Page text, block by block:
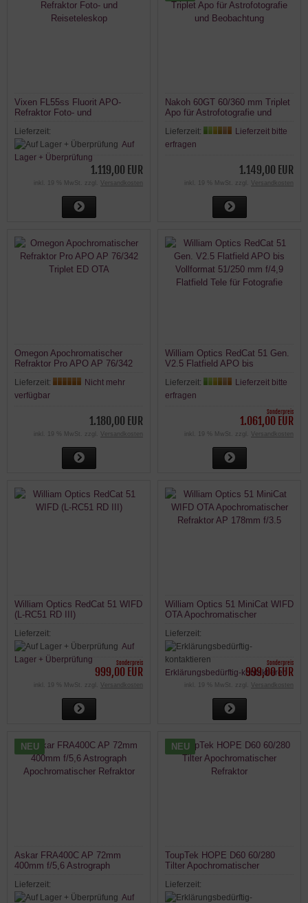
Vixen FL55ss Fluorit APO-
Refraktor Foto- und
Lieferzeit:
Auf
Lager + Überprüfung
1.119,00 EUR
inkl. 19 % MwSt. zzgl. Versandkosten
Nakoh 60GT 60/360 mm Triplet
Apo für Astrofotografie und
Lieferzeit:
Lieferzeit bitte
erfragen
1.149,00 EUR
inkl. 19 % MwSt. zzgl. Versandkosten
Omegon Apochromatischer
Refraktor Pro APO AP 76/342
Lieferzeit:
Nicht mehr
verfügbar
1.180,00 EUR
inkl. 19 % MwSt. zzgl. Versandkosten
William Optics RedCat 51 Gen.
V2.5 Flatfield APO bis
Flatfield Tele für Fotografie
Lieferzeit:
Lieferzeit bitte
erfragen
Sonderpreis
1.061,00 EUR
inkl. 19 % MwSt. zzgl. Versandkosten
William Optics RedCat 51 WIFD
(L-RC51 RD III)
Lieferzeit:
Auf
Lager + Überprüfung
Sonderpreis
999,00 EUR
inkl. 19 % MwSt. zzgl. Versandkosten
William Optics 51 MiniCat WIFD
OTA Apochromatischer
Lieferzeit:
Erklärungsbedürftig-kontaktieren
Sonderpreis
999,00 EUR
inkl. 19 % MwSt. zzgl. Versandkosten
NEU
Askar FRA400C AP 72mm
400mm f/5,6 Astrograph
Lieferzeit:
Auf
NEU
ToupTek HOPE D60 60/280
Tilter Apochromatischer
Lieferzeit: